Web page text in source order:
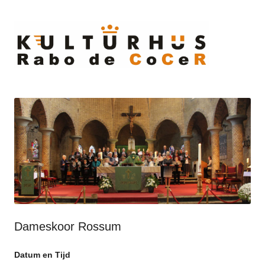
Dameskoor Rossum
Datum en Tijd